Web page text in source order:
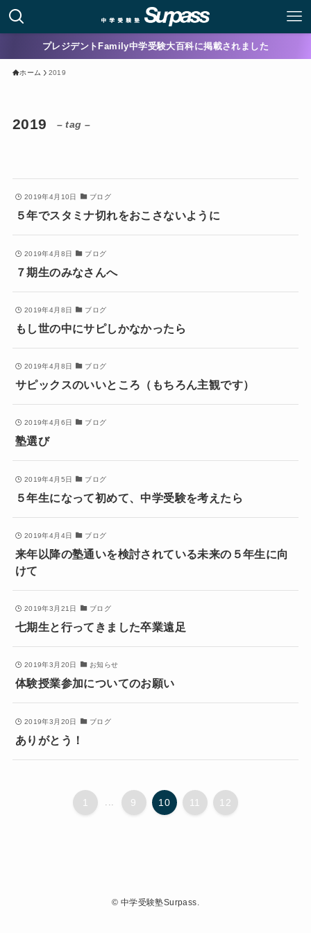
プレジデントFamily中学受験大百科に掲載されました
ホーム 2019
2019 – tag –
2019年4月10日 ブログ
５年でスタミナ切れをおこさないように
2019年4月8日 ブログ
７期生のみなさんへ
2019年4月8日 ブログ
もし世の中にサピしかなかったら
2019年4月8日 ブログ
サピックスのいいところ（もちろん主観です）
2019年4月6日 ブログ
塾選び
2019年4月5日 ブログ
５年生になって初めて、中学受験を考えたら
2019年4月4日 ブログ
来年以降の塾通いを検討されている未来の５年生に向
けて
2019年3月21日 ブログ
七期生と行ってきました卒業遠足
2019年3月20日 お知らせ
体験授業参加についてのお願い
2019年3月20日 ブログ
ありがとう！
1 9 10 11 12
© 中学受験塾Surpass.